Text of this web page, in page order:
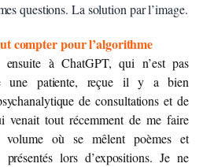
questions. La solution par l’image.
compter pour l’algorithme
ensuite à ChatGPT, qui n’est pas
une patiente, reçue il y a bien
de consultations et de
venait tout récemment de me faire
où se mêlent poèmes et
présentés lors d’expositions. Je ne